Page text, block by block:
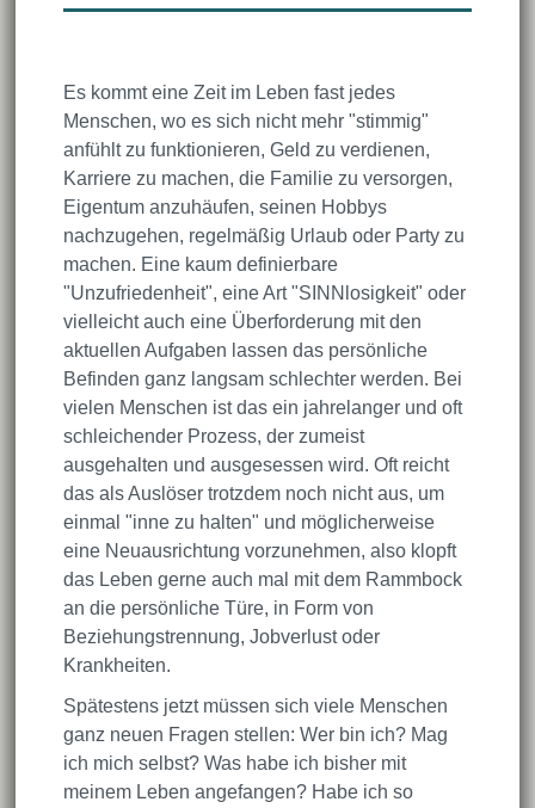
Es kommt eine Zeit im Leben fast jedes
Menschen, wo es sich nicht mehr "stimmig"
anfühlt zu funktionieren, Geld zu verdienen,
Karriere zu machen, die Familie zu versorgen,
Eigentum anzuhäufen, seinen Hobbys
nachzugehen, regelmäßig Urlaub oder Party zu
machen. Eine kaum definierbare
"Unzufriedenheit", eine Art "SINNlosigkeit" oder
vielleicht auch eine Überforderung mit den
aktuellen Aufgaben lassen das persönliche
Befinden ganz langsam schlechter werden. Bei
vielen Menschen ist das ein jahrelanger und oft
schleichender Prozess, der zumeist
ausgehalten und ausgesessen wird. Oft reicht
das als Auslöser trotzdem noch nicht aus, um
einmal "inne zu halten" und möglicherweise
eine Neuausrichtung vorzunehmen, also klopft
das Leben gerne auch mal mit dem Rammbock
an die persönliche Türe, in Form von
Beziehungstrennung, Jobverlust oder
Krankheiten.
Spätestens jetzt müssen sich viele Menschen
ganz neuen Fragen stellen: Wer bin ich? Mag
ich mich selbst? Was habe ich bisher mit
meinem Leben angefangen? Habe ich so